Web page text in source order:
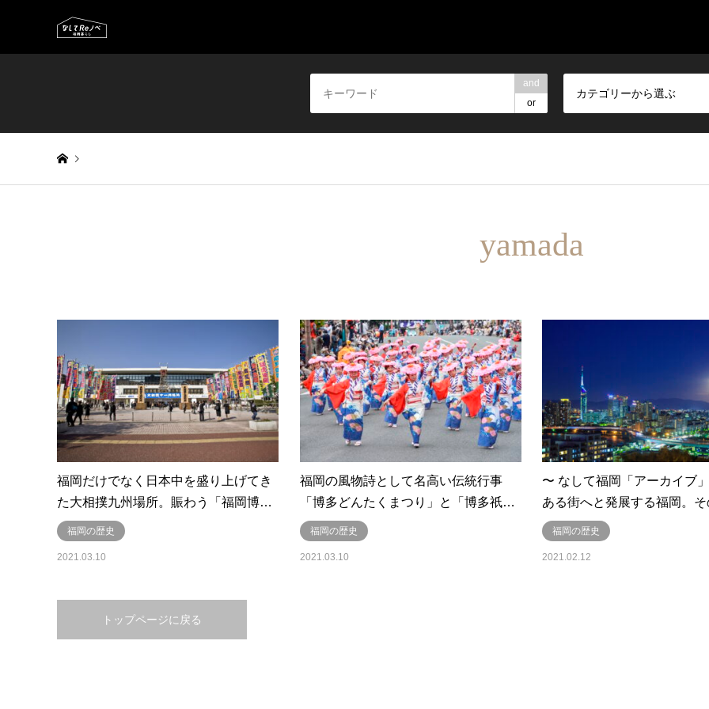
and
or
カテゴリーから選ぶ
yamada
福岡だけでなく日本中を盛り上げてき
た大相撲九州場所。賑わう「福岡博…
福岡の歴史
2021.03.10
福岡の風物詩として名高い伝統行事
「博多どんたくまつり」と「博多祇…
福岡の歴史
2021.03.10
〜 なして福岡「アーカイ
ある街へと発展する福岡。
福岡の歴史
2021.02.12
トップページに戻る